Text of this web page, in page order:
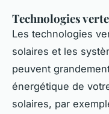
Technologies
Les technologies
solaires et les
peuvent
énergétique de
solaires, par